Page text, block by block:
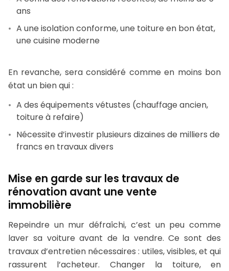
ans
A une isolation conforme, une toiture en bon état,
une cuisine moderne
En revanche, sera considéré comme en moins bon
état un bien qui :
A des équipements vétustes (chauffage ancien,
toiture à refaire)
Nécessite d’investir plusieurs dizaines de milliers de
francs en travaux divers
Mise en garde sur les travaux de
rénovation avant une vente
immobilière
Repeindre un mur défraîchi, c’est un peu comme
laver sa voiture avant de la vendre. Ce sont des
travaux d’entretien nécessaires : utiles, visibles, et qui
rassurent l’acheteur. Changer la toiture, en